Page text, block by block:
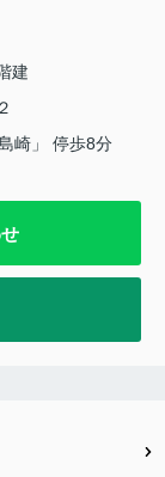
建
崎」 停歩8分